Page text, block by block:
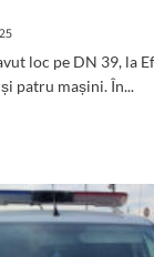
loc pe DN 39, la
patru mașini. În...